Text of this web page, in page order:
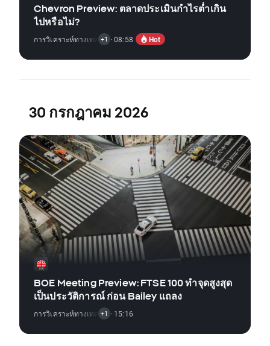
Chevron Preview: ตลาดประเมินกำไรต่ำเกิน
ไปหรือไม่?
การวิเคราะห์ทางเทคนิค , ข่าวตลาดหุ้น
+1 · 08:58 Hot
30 กรกฎาคม 2026
BOE Meeting Preview: FTSE 100 ทำจุดสูงสุด
เป็นประวัติการณ์ ก่อน Bailey แถลง
การวิเคราะห์ทางเทคนิค , แจ้งเตือนตลาด
+1 · 15:16